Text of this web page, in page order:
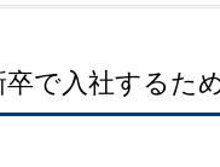
で入社するた